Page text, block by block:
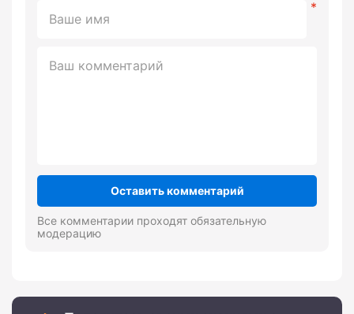
Оставить комментарий
Все комментарии проходят обязательную
модерацию